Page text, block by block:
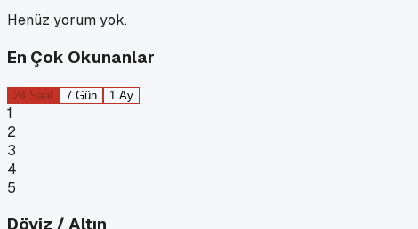
Henüz yorum yok.
En Çok Okunanlar
24 Saat 7 Gün 1 Ay
1
2
3
4
5
Döviz / Altın